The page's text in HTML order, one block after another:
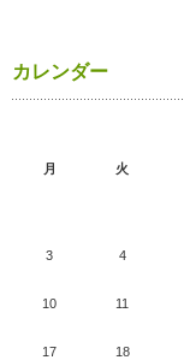
カレンダー
月 火
3 4
10 11
17 18